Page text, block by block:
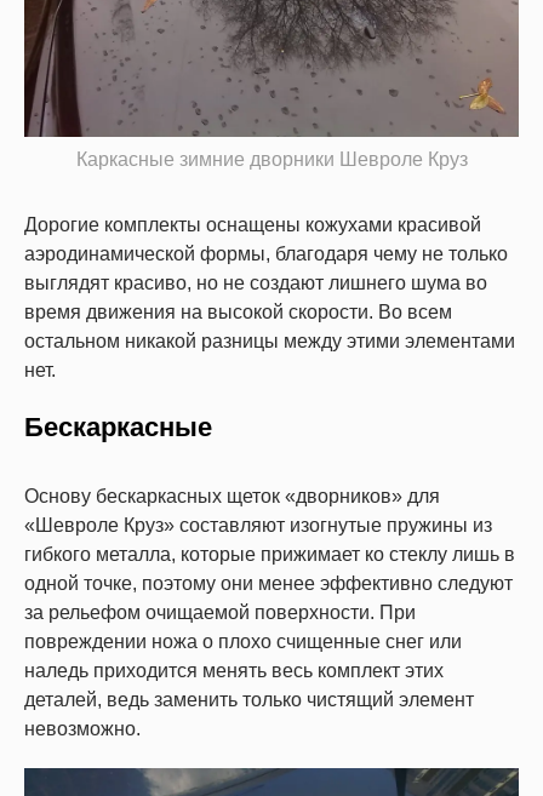
Каркасные зимние дворники Шевроле Круз
Дорогие комплекты оснащены кожухами красивой
аэродинамической формы, благодаря чему не только
выглядят красиво, но не создают лишнего шума во
время движения на высокой скорости. Во всем
остальном никакой разницы между этими элементами
нет.
Бескаркасные
Основу бескаркасных щеток «дворников» для
«Шевроле Круз» составляют изогнутые пружины из
гибкого металла, которые прижимает ко стеклу лишь в
одной точке, поэтому они менее эффективно следуют
за рельефом очищаемой поверхности. При
повреждении ножа о плохо счищенные снег или
наледь приходится менять весь комплект этих
деталей, ведь заменить только чистящий элемент
невозможно.